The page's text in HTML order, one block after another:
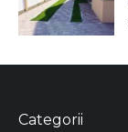
Categorii